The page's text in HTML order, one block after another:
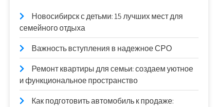
Новосибирск с детьми: 15 лучших мест для
семейного отдыха
Важность вступления в надежное СРО
Ремонт квартиры для семьи: создаем уютное
и функциональное пространство
Как подготовить автомобиль к продаже: